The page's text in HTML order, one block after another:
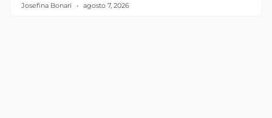
Josefina Bonari agosto 7, 2026